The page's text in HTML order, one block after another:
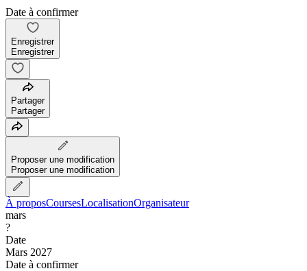
Date à confirmer
Enregistrer
Enregistrer
Partager
Partager
Proposer une modification
Proposer une modification
À proposCoursesLocalisationOrganisateur
mars
?
Date
Mars 2027
Date à confirmer